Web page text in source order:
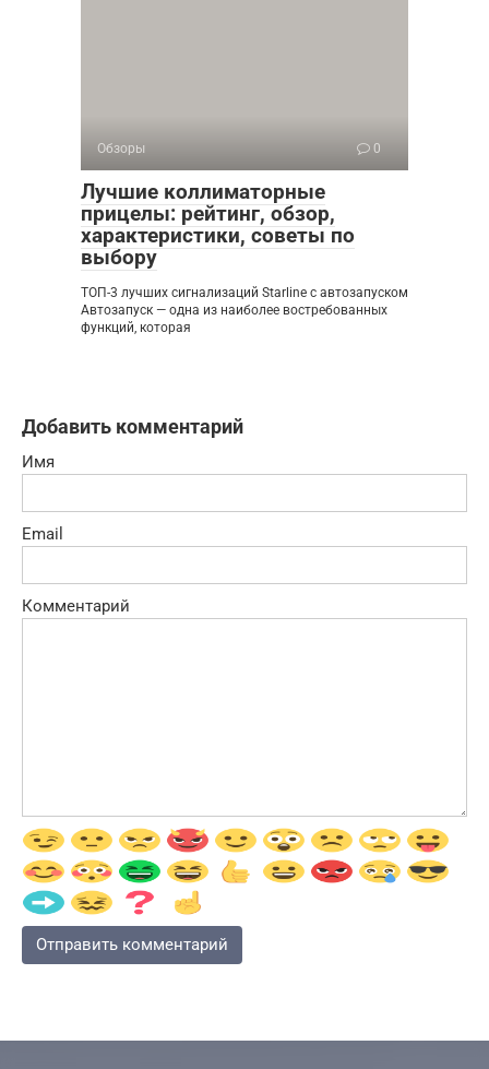
Обзоры 0
Лучшие коллиматорные
прицелы: рейтинг, обзор,
характеристики, советы по
выбору
ТОП-3 лучших сигнализаций Starline с автозапуском
Автозапуск — одна из наиболее востребованных
функций, которая
Добавить комментарий
Имя
Email
Комментарий